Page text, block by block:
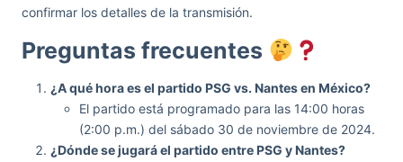
confirmar los detalles de la transmisión.
Preguntas frecuentes
¿A qué hora es el partido PSG vs. Nantes en México?
El partido está programado para las 14:00 horas
(2:00 p.m.) del sábado 30 de noviembre de 2024.
¿Dónde se jugará el partido entre PSG y Nantes?